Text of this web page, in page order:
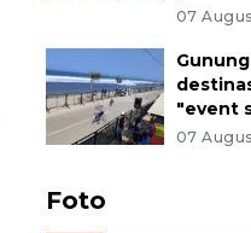
07
"event
07
Foto